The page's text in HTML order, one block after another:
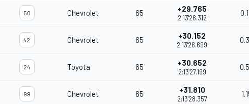
50 Chevrolet 65 +29.765
2:13'26.312
42 Chevrolet 65 +30.152
2:13'26.699
24 Toyota 65 +30.652
2:13'27.199
99 Chevrolet 65 +31.810
2:13'28.357